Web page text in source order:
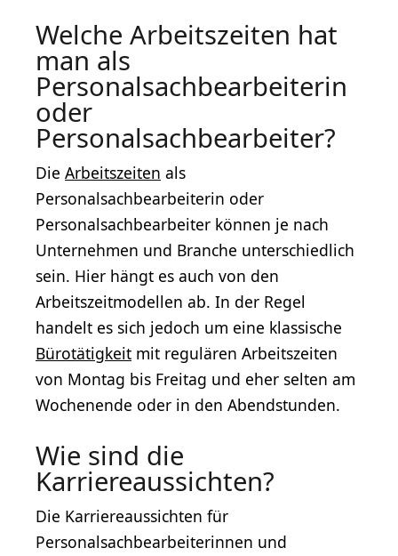
Welche Arbeitszeiten hat
man als
Personalsachbearbeiterin
oder
Personalsachbearbeiter?
Die Arbeitszeiten als
Personalsachbearbeiterin oder
Personalsachbearbeiter können je nach
Unternehmen und Branche unterschiedlich
sein. Hier hängt es auch von den
Arbeitszeitmodellen ab. In der Regel
handelt es sich jedoch um eine klassische
Bürotätigkeit mit regulären Arbeitszeiten
von Montag bis Freitag und eher selten am
Wochenende oder in den Abendstunden.
Wie sind die
Karriereaussichten?
Die Karriereaussichten für
Personalsachbearbeiterinnen und